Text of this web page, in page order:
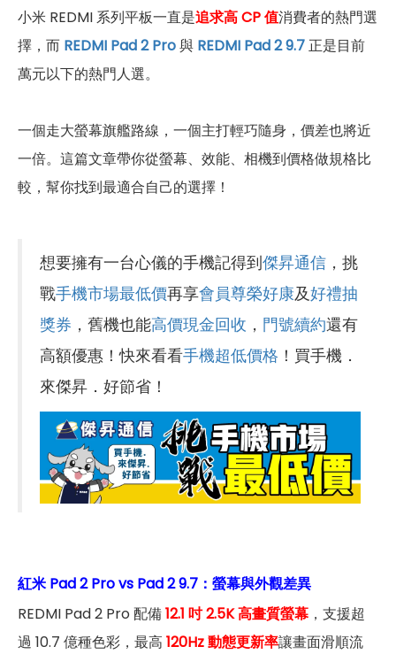
小米 REDMI 系列平板一直是追求高 CP 值消費者的熱門選
擇，而 REDMI Pad 2 Pro與 REDMI Pad 2 9.7正是目前
萬元以下的熱門人選。
一個走大螢幕旗艦路線，一個主打輕巧隨身，價差也將近
一倍。這篇文章帶你從螢幕、效能、相機到價格做規格比
較，幫你找到最適合自己的選擇！
想要擁有一台心儀的手機記得到傑昇通信 ，挑
戰手機市場最低價再享會員尊榮好康及好禮抽
獎券 ，舊機也能高價現金回收 ， 門號續約還有
高額優惠！快來看看手機超低價格 ！買手機．
來傑昇．好節省！
紅米 Pad 2 Pro vs Pad 2 9.7：螢幕與外觀差異
REDMI Pad 2 Pro 配備12.1 吋 2.5K 高畫質螢幕 ，支援超
過 10.7 億種色彩，最高 120Hz 動態更新率讓畫面滑順流